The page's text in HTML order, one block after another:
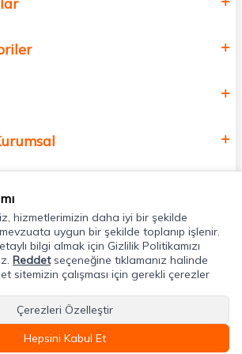
hizmetlerimizin daha iyi bir şekilde
uygun bir şekilde toplanıp işlenir.
bilgi almak için Gizlilik Politikamızı
Reddetseçeneğine tıklamanız halinde
sitemizin çalışması için gerekli çerezler
Çerezleri Özelleştir
Hepsini Kabul Et